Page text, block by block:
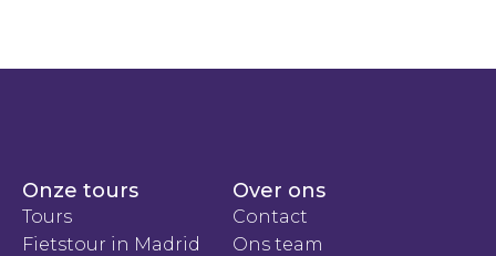
Onze tours
Tours
Fietstour in Madrid
Over ons
Contact
Ons team